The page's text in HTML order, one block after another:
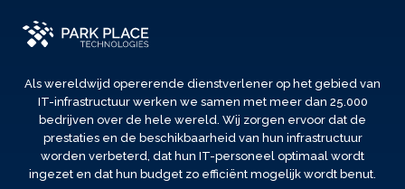
Als wereldwijd opererende dienstverlener op het gebied van
IT-infrastructuur werken we samen met meer dan 25.000
bedrijven over de hele wereld. Wij zorgen ervoor dat de
prestaties en de beschikbaarheid van hun infrastructuur
worden verbeterd, dat hun IT-personeel optimaal wordt
ingezet en dat hun budget zo efficiënt mogelijk wordt benut.